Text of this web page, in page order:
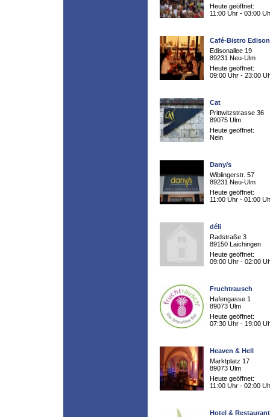
Heute geöffnet:
11:00 Uhr - 03:00
Café-Bistro
Edisonallee 19
89231 Neu-Ulm
Heute geöffnet:
09:00 Uhr - 23:00
Cat
Prittwitzstrasse 36
89075 Ulm
Heute geöffnet:
Nein
Dany/s
Wiblingerstr. 57
89231 Neu-Ulm
Heute geöffnet:
11:00 Uhr - 01:00
déli
Radstraße 3
89150 Laichingen
Heute geöffnet:
09:00 Uhr - 02:00
Fruchtrausch
Hafengasse 1
89073 Ulm
Heute geöffnet:
07:30 Uhr - 19:00
Heaven & Hell
Marktplatz 17
89073 Ulm
Heute geöffnet:
11:00 Uhr - 02:00
Hotel &